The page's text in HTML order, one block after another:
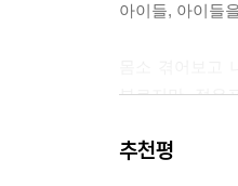
하고 싶은 말이
--- p.162
아이들, 아이들
부르지만, 정은
추천평